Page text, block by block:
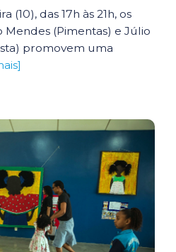
(10), das 17h às 21h, os
Mendes (Pimentas) e Júlio
promovem uma